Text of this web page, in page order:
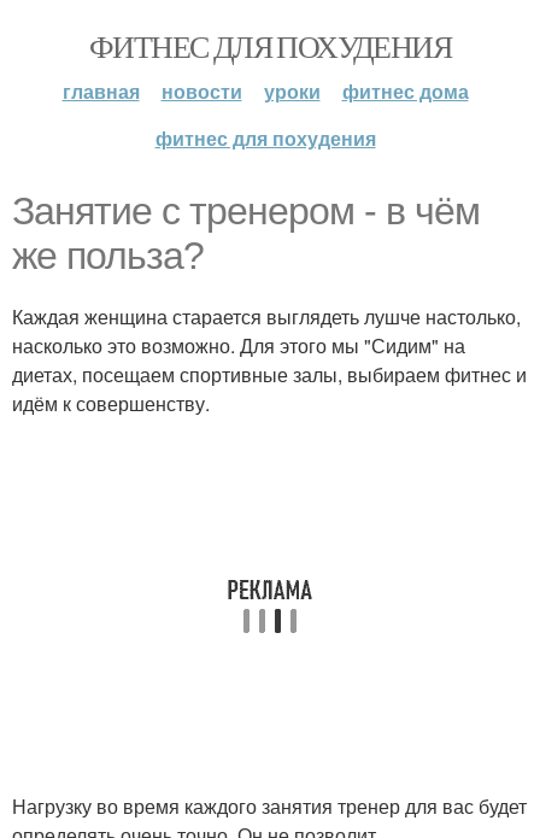
ФИТНЕС ДЛЯ ПОХУДЕНИЯ
главная новости уроки
фитнес дома
фитнес для похудения
Занятие с тренером - в чём
же польза?
Каждая женщина старается выглядеть лушче настолько,
насколько это возможно. Для этого мы "Сидим" на
диетах, посещаем спортивные залы, выбираем фитнес и
идём к совершенству.
Нагрузку во время каждого занятия тренер для вас будет